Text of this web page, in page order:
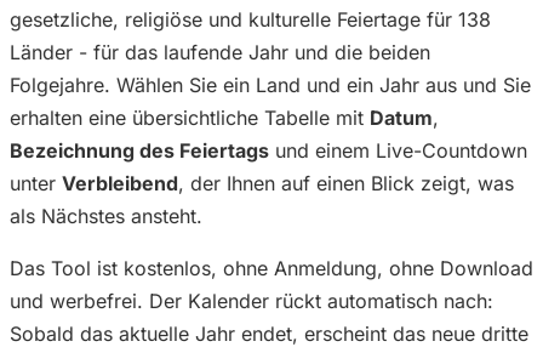
gesetzliche, religiöse und kulturelle Feiertage für 138
Länder - für das laufende Jahr und die beiden
Folgejahre. Wählen Sie ein Land und ein Jahr aus und Sie
erhalten eine übersichtliche Tabelle mit Datum,
Bezeichnung des Feiertags und einem Live-Countdown
unter Verbleibend, der Ihnen auf einen Blick zeigt, was
als Nächstes ansteht.
Das Tool ist kostenlos, ohne Anmeldung, ohne Download
und werbefrei. Der Kalender rückt automatisch nach:
Sobald das aktuelle Jahr endet, erscheint das neue dritte